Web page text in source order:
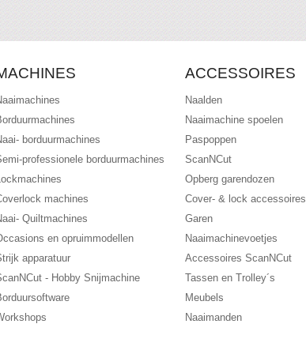
borduurmachines
professionele borduurmachines
machines
Quiltmachines
en opruimmodellen
apparatuur
- Hobby Snijmachine
ACCESSOIRES
Naalden
Naaimachine spoelen
Paspoppen
ScanNCut
Opberg garendozen
Cover- & lock accessoires
Garen
Naaimachinevoetjes
Accessoires ScanNCut
Tassen en Trolley´s
Meubels
Naaimanden